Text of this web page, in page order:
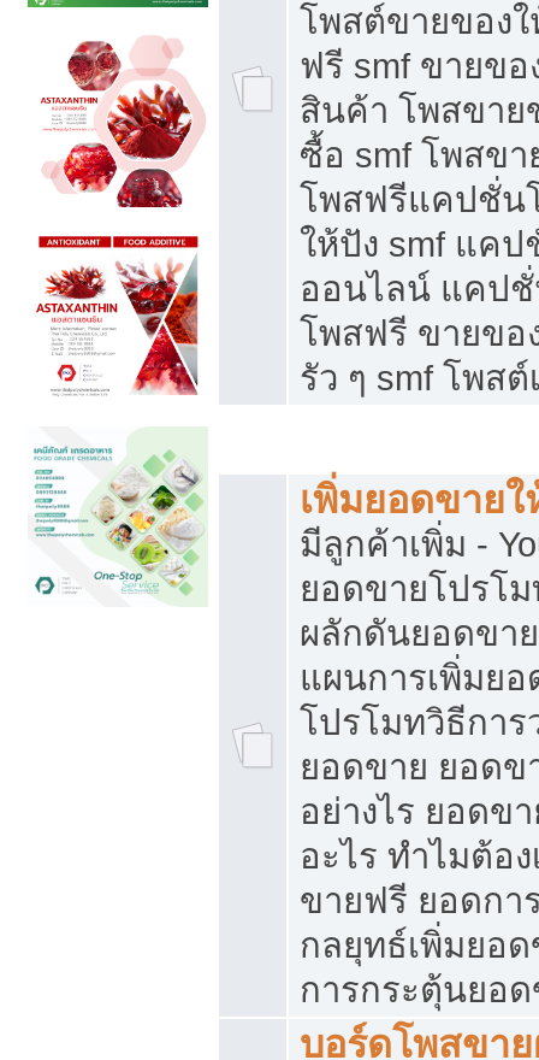
โพสต์ขายของ
ฟรี smf ขายข
สินค้า โพสขาย
ซื้อ smf โพสข
โพสฟรีแคปชั่น
ให้ปัง smf แค
ออนไลน์ แคป
โพสฟรี ขายขอ
รัว ๆ smf โพส
เพิ่มยอดขายใ
มีลูกค้าเพิ่ม -
ยอดขายโปรโ
ผลักดันยอดขา
แผนการเพิ่มย
โปรโมทวิธีการ
ยอดขาย ยอดข
อย่างไร ยอดข
อะไร ทำไมต้อ
ขายฟรี ยอดกา
กลยุทธ์เพิ่มยอ
การกระตุ้นยอ
บอร์ดโพสขา